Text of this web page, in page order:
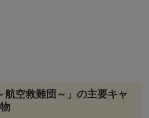
航空救難団～」の主要キャ